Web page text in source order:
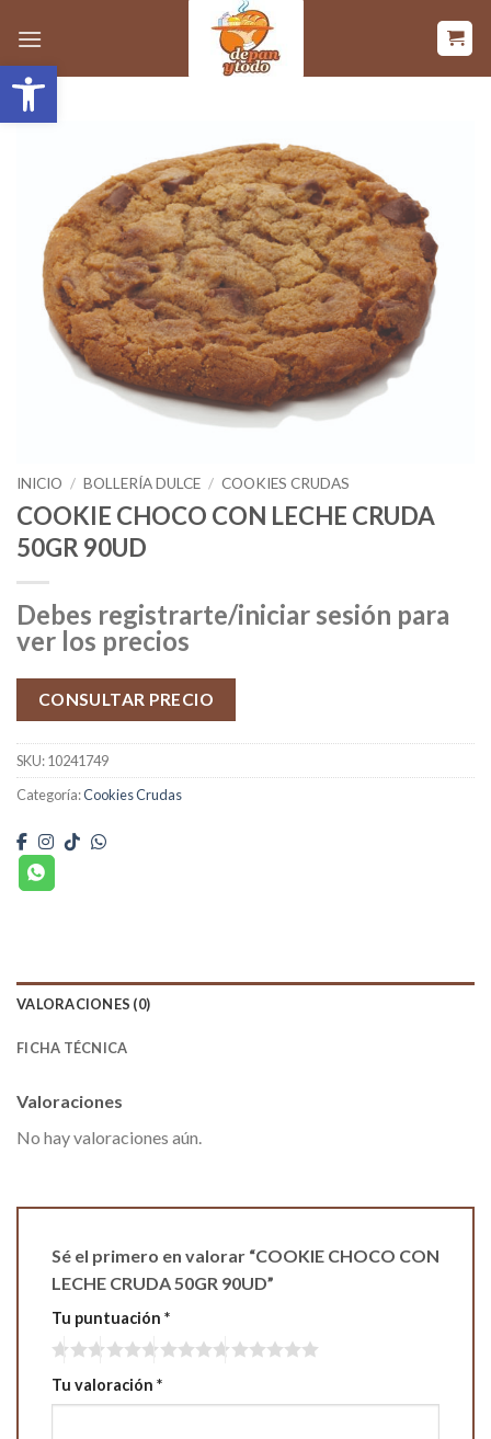
Abrir barra de herramientas
contenido
INICIO / BOLLERÍA DULCE / COOKIES CRUDAS
COOKIE CHOCO CON LECHE CRUDA
50GR 90UD
Debes registrarte/iniciar sesión para
ver los precios
CONSULTAR PRECIO
SKU:10241749
Categoría:Cookies Crudas
VALORACIONES (0)
FICHA TÉCNICA
Valoraciones
No hay valoraciones aún.
Sé el primero en valorar “COOKIE CHOCO CON
LECHE CRUDA 50GR 90UD”
Tu puntuación *
Tu valoración *